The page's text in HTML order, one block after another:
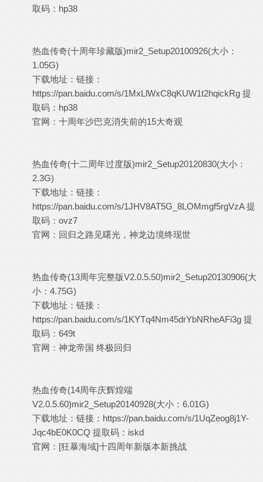
取码：hp38
热血传奇(十周年珍藏版)mir2_Setup20100926(大小：
1.05G)
下载地址：链接：
https://pan.baidu.com/s/1MxLlWxC8qKUW1t2hqickRg 提
取码：hp38
官网：十周年沙巴克消失前的15大奇观
热血传奇(十二周年过度版)mir2_Setup20120830(大小：
2.3G)
下载地址：链接：
https://pan.baidu.com/s/1JHV8AT5G_8LOMmgf5rgVzA提
取码：ovz7
官网：回归之路见曙光，神龙边境终现世
热血传奇(13周年完整版V2.0.5.50)mir2_Setup20130906(大
小：4.75G)
下载地址：链接：
https://pan.baidu.com/s/1KYTq4Nm45drYbNRheAFi3g 提
取码：649t
官网：神龙帝国 终极回归
热血传奇(14周年庆辉煌端
V2.0.5.60)mir2_Setup20140928(大小：6.01G)
下载地址：链接： https://pan.baidu.com/s/1UqZeog8j1Y-
Jqc4bE0K0CQ 提取码：iskd
官网：[狂暴海域]十四周年新版本新挑战